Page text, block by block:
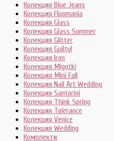
Колекция Blue Jeans
Колекция Fluomania
Колекция Glass
Колекция Glass Summer
Колекция Glitter
Колекция Guilty!
Колекция Iron
Колекция Migotki
Колекция Mini Fall
Колекция Nail Art Wedding
Колекция Santorini
Колекция Think Spring
Колекция Tolerance
Колекция Venice
Колекция Wedding
Комплекти